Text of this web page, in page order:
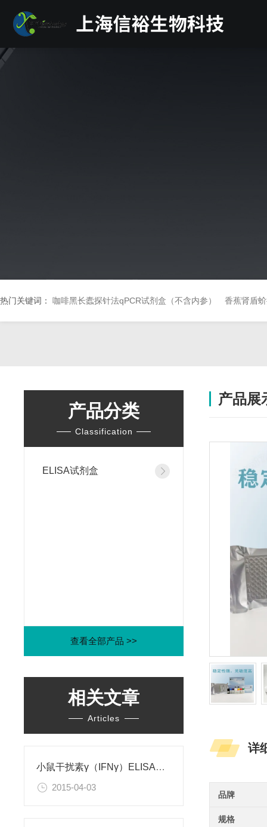
热门关键词： 咖啡黑长蠹探针法qPCR试剂盒（不含内参） 香蕉肾盾
产品分类
Classification
ELISA试剂盒
查看全部产品 >>
相关文章
Articles
小鼠干扰素γ（IFNγ）ELISA试剂盒
2015-04-03
产品展
详
品牌
规格